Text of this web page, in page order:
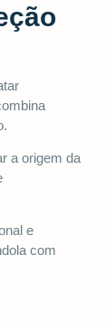
a origem da
e
com